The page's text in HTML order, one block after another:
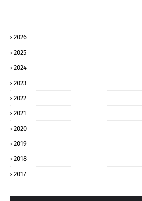
2026
2025
2024
2023
2022
2021
2020
2019
2018
2017